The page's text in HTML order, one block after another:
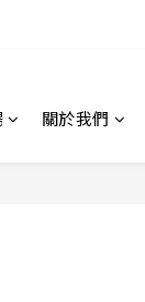
關於我們